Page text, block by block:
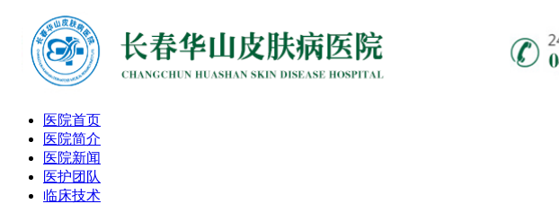
医院首页
医院简介
医院新闻
医护团队
临床技术